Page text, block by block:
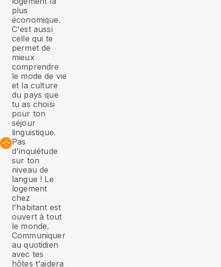
plus
économique.
C'est aussi
celle qui te
permet de
mieux
comprendre
le mode de vie
et la culture
du pays que
tu as choisi
pour ton
séjour
linguistique.
Pas
d'inquiétude
sur ton
niveau de
langue ! Le
logement
chez
l'habitant est
ouvert à tout
le monde.
Communiquer
au quotidien
avec tes
hôtes t'aidera